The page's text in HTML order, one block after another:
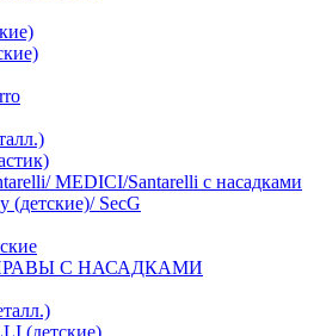
MEDICI/Santarelli с насадками
(детские)/ SecG
С НАСАДКАМИ
(детские)